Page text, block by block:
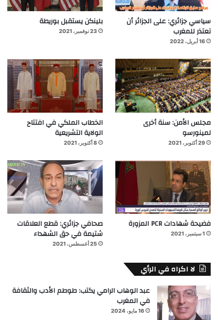
سياسي جزائري: على الجزائر أن
تعتذر للمغرب
16 أبريل، 2022
بلينكن يستقبل بوريطة
23 نوفمبر، 2021
مجلس الأمن: سنة أخرى
لمينورسو
29 أكتوبر، 2021
الخطاب الملكي في افتتاح
الولاية التشريعية
8 أكتوبر، 2021
فضيحة شهادات PCR المزورة
1 سبتمبر، 2021
صحافي جزائري: قطع العلاقات
شتيمة في حق الشهداء
25 أغسطس، 2021
لا اكراه في الرأي
عبد الوهاب الرامي يكتب: طوطم الأدب والثقافة
في المغرب
16 مايو، 2024